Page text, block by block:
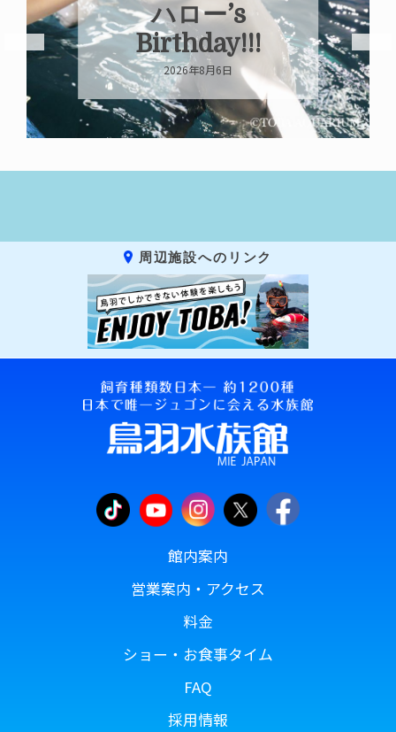
ハロー’s
Birthday!!!
2026年8月6日
周辺施設へのリンク
館内案内
営業案内・アクセス
料金
ショー・お食事タイム
FAQ
採用情報